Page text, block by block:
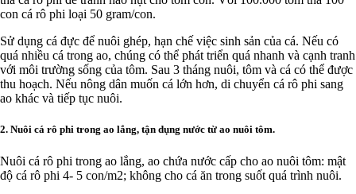
con cá rô phi loại 50 gram/con.
Sử dụng cá đực để nuôi ghép, hạn chế việc sinh sản của cá. Nếu có
quá nhiều cá trong ao, chúng có thể phát triển quá nhanh và cạnh tranh
với môi trường sống của tôm. Sau 3 tháng nuôi, tôm và cá có thể được
thu hoạch. Nếu nông dân muốn cá lớn hơn, di chuyển cá rô phi sang
ao khác và tiếp tục nuôi.
2. Nuôi cá rô phi trong ao lắng, tận dụng nước từ ao nuôi tôm.
Nuôi cá rô phi trong ao lắng, ao chứa nước cấp cho ao nuôi tôm: mật
độ cá rô phi 4- 5 con/m2; không cho cá ăn trong suốt quá trình nuôi.